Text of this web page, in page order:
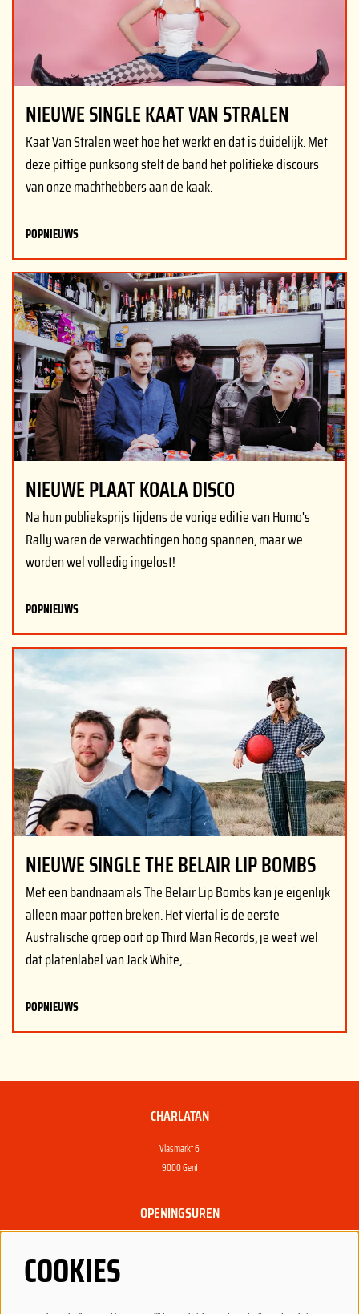
NIEUWE SINGLE KAAT VAN STRALEN
Kaat Van Stralen weet hoe het werkt en dat is duidelijk. Met
deze pittige punksong stelt de band het politieke discours
van onze machthebbers aan de kaak.
POPNIEUWS
NIEUWE PLAAT KOALA DISCO
Na hun publieksprijs tijdens de vorige editie van Humo's
Rally waren de verwachtingen hoog spannen, maar we
worden wel volledig ingelost!
POPNIEUWS
NIEUWE SINGLE THE BELAIR LIP BOMBS
Met een bandnaam als The Belair Lip Bombs kan je eigenlijk
alleen maar potten breken. Het viertal is de eerste
Australische groep ooit op Third Man Records, je weet wel
dat platenlabel van Jack White,…
POPNIEUWS
CHARLATAN
Vlasmarkt 6
9000 Gent
OPENINGSUREN
COOKIES